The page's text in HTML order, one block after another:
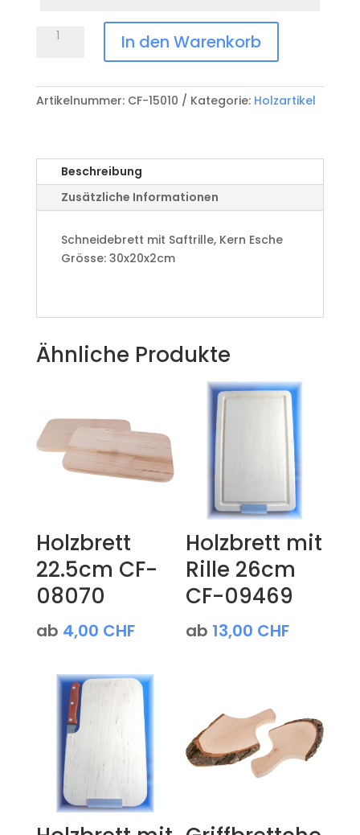
Schneidebrett
CF-
15010
In den Warenkorb
Artikelnummer: CF-15010 Kategorie: Holzartikel
Beschreibung
Zusätzliche Informationen
Schneidebrett mit Saftrille, Kern Esche
Grösse: 30x20x2cm
Ähnliche Produkte
Holzbrett
22.5cm CF-
08070
ab 4,00 CHF
Holzbrett mit
Rille 26cm
CF-09469
ab 13,00 CHF